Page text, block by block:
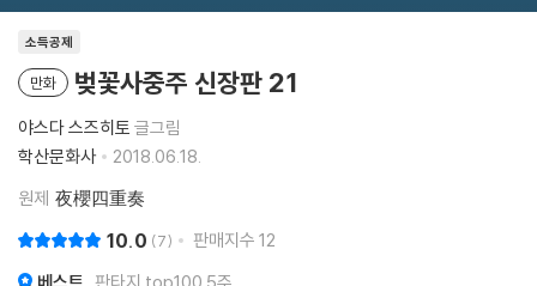
소득공제
만화 벚꽃사중주 신장판 21
야스다 스즈히토 글그림
학산문화사
2018.06.18.
원제 夜櫻四重奏
10.0 7 판매지수 12